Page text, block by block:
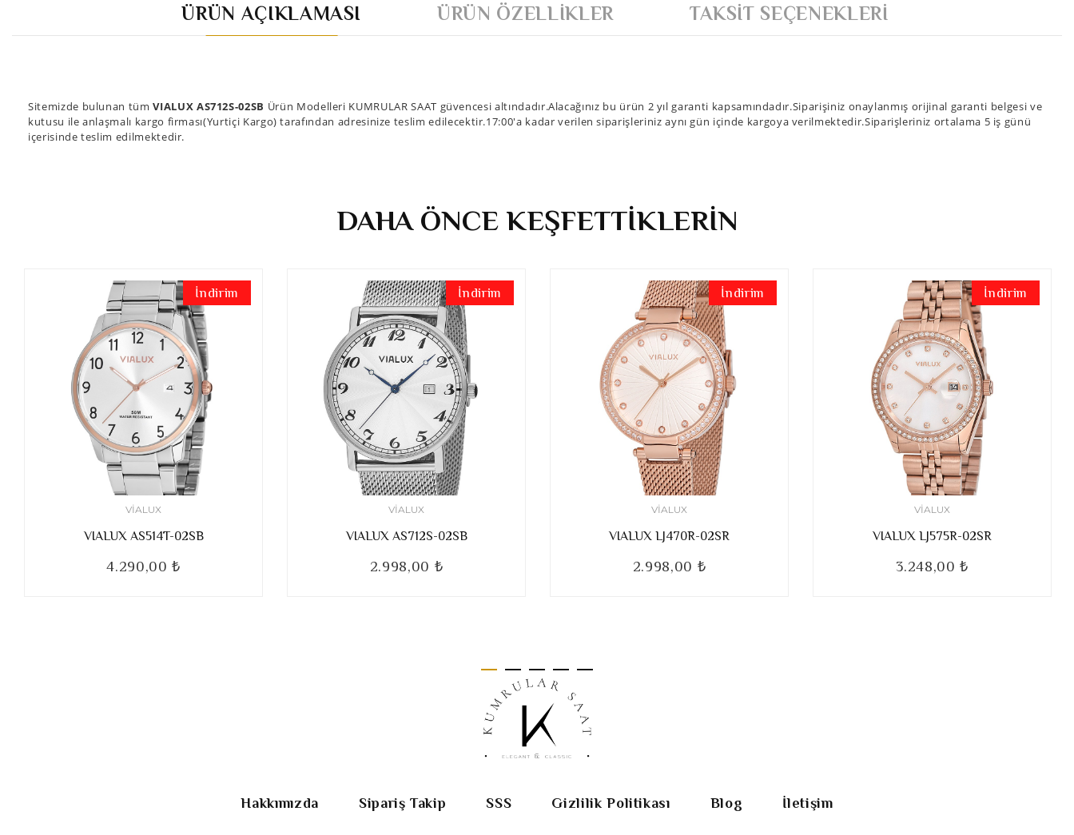
ÜRÜN AÇIKLAMASI ÜRÜN ÖZELLIKLER TAKSIT SEÇENEKLERI
Sitemizde bulunan tümVIALUX AS712S-02SB Ürün Modelleri KUMRULAR SAAT güvencesi altındadır.Alacağınız bu ürün 2 yıl garanti kapsamındadır.Siparişiniz onaylanmış orijinal garanti belgesi ve
kutusu ile anlaşmalı kargo firması(Yurtiçi Kargo) tarafından adresinize teslim edilecektir.17:00'a kadar verilen siparişleriniz aynı gün içinde kargoya verilmektedir.Siparişleriniz ortalama 5 iş günü
içerisinde teslim edilmektedir.
DAHA ÖNCE KEŞFETTİKLERİN
İndirim
VIALUX
VIALUX AS514T-02SB
4.290,00 ₺
İndirim
VIALUX
VIALUX AS712S-02SB
2.998,00 ₺
İndirim
VIALUX
VIALUX LJ470R-02SR
2.998,00 ₺
İndirim
VIALUX
VIALUX LJ575R-02SR
3.248,00 ₺
Hakkımızda Sipariş Takip SSS Gizlilik Politikası Blog İletişim